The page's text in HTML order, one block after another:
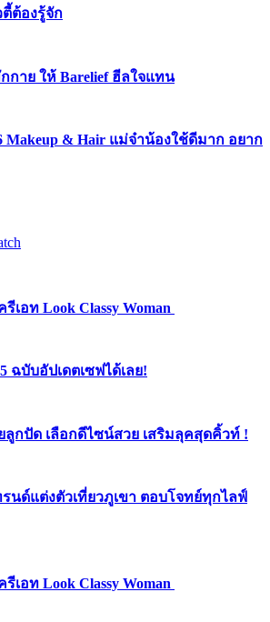
ตี้ต้องรู้จัก
กาย ให้ Barelief ฮีลใจแทน
Makeup & Hair แม่จ๋าน้องใช้ดีมาก อยาก
เอท Look Classy Woman
ฉบับอัปเดตเซฟได้เลย!
ลูกปัด เลือกดีไซน์สวย เสริมลุคสุดคิ้วท์ !
รนด์แต่งตัวเที่ยวภูเขา ตอบโจทย์ทุกไลฟ์
เอท Look Classy Woman